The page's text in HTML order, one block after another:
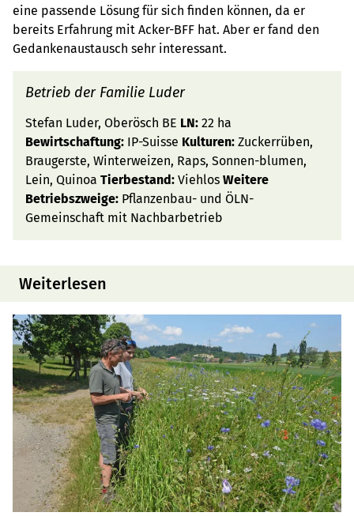
eine passende Lösung für sich finden können, da er
bereits Erfahrung mit Acker-BFF hat. Aber er fand den
Gedankenaustausch sehr interessant.
Betrieb der Familie Luder
Stefan Luder, Oberösch BE LN: 22 ha
Bewirtschaftung: IP-Suisse Kulturen: Zuckerrüben,
Braugerste, Winterweizen, Raps, Sonnen-blumen,
Lein, Quinoa Tierbestand: Viehlos Weitere
Betriebszweige: Pflanzenbau- und ÖLN-
Gemeinschaft mit Nachbarbetrieb
Weiterlesen